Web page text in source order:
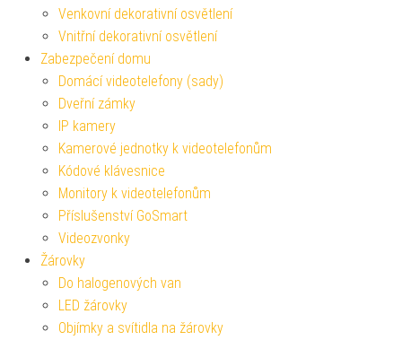
Venkovní dekorativní osvětlení
Vnitřní dekorativní osvětlení
Zabezpečení domu
Domácí videotelefony (sady)
Dveřní zámky
IP kamery
Kamerové jednotky k videotelefonům
Kódové klávesnice
Monitory k videotelefonům
Příslušenství GoSmart
Videozvonky
Žárovky
Do halogenových van
LED žárovky
Objímky a svítidla na žárovky